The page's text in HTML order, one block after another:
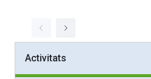
Activitats